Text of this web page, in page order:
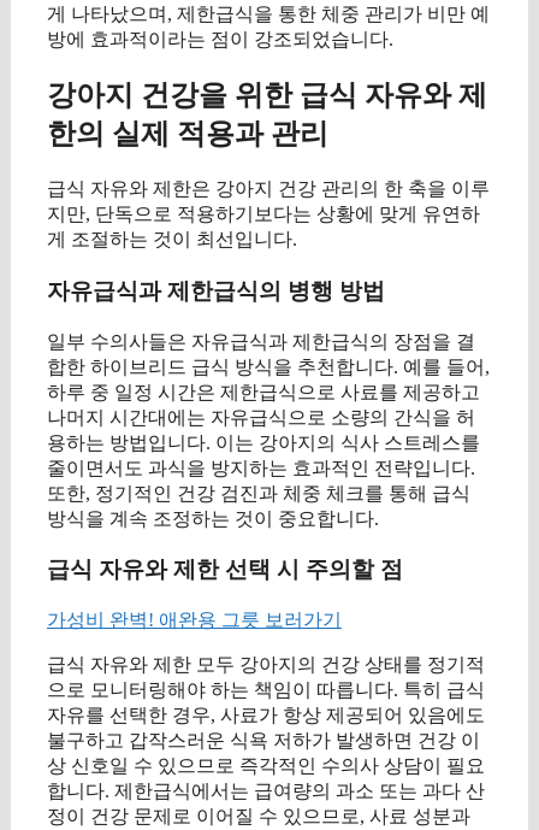
게 나타났으며, 제한급식을 통한 체중 관리가 비만 예
방에 효과적이라는 점이 강조되었습니다.
강아지 건강을 위한 급식 자유와 제
한의 실제 적용과 관리
급식 자유와 제한은 강아지 건강 관리의 한 축을 이루
지만, 단독으로 적용하기보다는 상황에 맞게 유연하
게 조절하는 것이 최선입니다.
자유급식과 제한급식의 병행 방법
일부 수의사들은 자유급식과 제한급식의 장점을 결
합한 하이브리드 급식 방식을 추천합니다. 예를 들어,
하루 중 일정 시간은 제한급식으로 사료를 제공하고
나머지 시간대에는 자유급식으로 소량의 간식을 허
용하는 방법입니다. 이는 강아지의 식사 스트레스를
줄이면서도 과식을 방지하는 효과적인 전략입니다.
또한, 정기적인 건강 검진과 체중 체크를 통해 급식
방식을 계속 조정하는 것이 중요합니다.
급식 자유와 제한 선택 시 주의할 점
가성비 완벽! 애완용 그릇 보러가기
급식 자유와 제한 모두 강아지의 건강 상태를 정기적
으로 모니터링해야 하는 책임이 따릅니다. 특히 급식
자유를 선택한 경우, 사료가 항상 제공되어 있음에도
불구하고 갑작스러운 식욕 저하가 발생하면 건강 이
상 신호일 수 있으므로 즉각적인 수의사 상담이 필요
합니다. 제한급식에서는 급여량의 과소 또는 과다 산
정이 건강 문제로 이어질 수 있으므로, 사료 성분과